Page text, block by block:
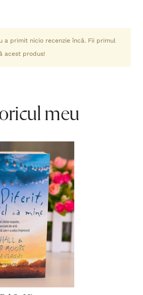
a primit nicio recenzie încă. Fii primul
acest produs!
meu